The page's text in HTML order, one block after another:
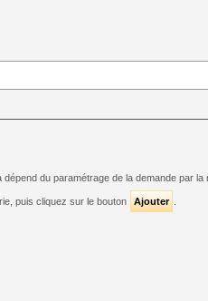
du paramétrage de la demande par la
puis cliquez sur le bouton Ajouter